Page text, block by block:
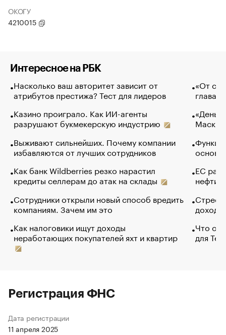
ОКОГУ
4210015
Интересное на РБК
Насколько ваш авторитет зависит от
атрибутов престижа? Тест для лидеров
Казино проиграло. Как ИИ-агенты
разрушают букмекерскую индустрию
Выживают сильнейших. Почему компании
избавляются от лучших сотрудников
Как банк Wildberries резко нарастил
кредиты селлерам до атак на склады
Сотрудники открыли новый способ вредить
компаниям. Зачем им это
Как налоговики ищут доходы
неработающих покупателей яхт и квартир
«От
глава
Маск в
основ
ЕС
нефти
Что
для
Регистрация ФНС
Дата регистрации
11 апреля 2025